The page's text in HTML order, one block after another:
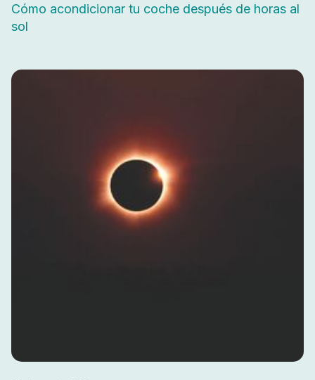
Cómo acondicionar tu coche después de horas al
sol